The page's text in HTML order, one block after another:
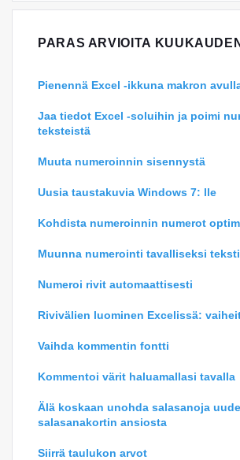
PARAS ARVIOITA KUUKAUDEN
Pienennä Excel -ikkuna makron
Jaa tiedot Excel -soluihin ja poimi
teksteistä
Muuta numeroinnin sisennystä
Uusia taustakuvia Windows 7: lle
Kohdista numeroinnin numerot
Muunna numerointi tavalliseksi
Numeroi rivit automaattisesti
Rivivälien luominen Excelissä:
Vaihda kommentin fontti
Kommentoi värit haluamallasi tavalla
Älä koskaan unohda salasanoja
salasanakortin ansiosta
Siirrä taulukon arvot